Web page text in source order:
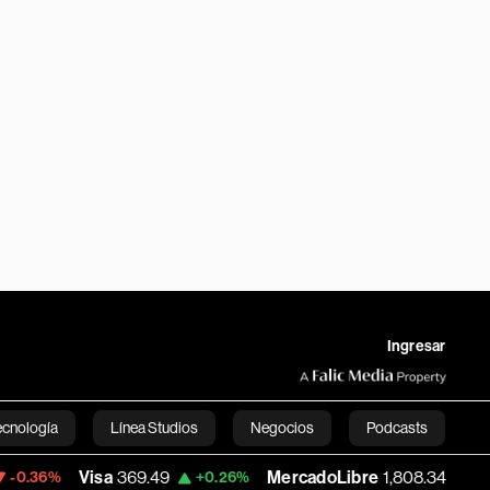
Ingresar
Línea Studios Negocios Podcasts
English
Visa 369.49 +0.26% MercadoLibre 1,808.345 -6.06%